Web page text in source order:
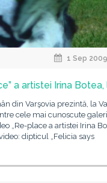
1 Sep
a artistei Irina Botea,
din Varşovia prezintă, la
cele mai cunoscute
„Re-place a artistei Irina
dipticul „Felicia says